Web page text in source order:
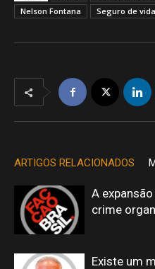
Nelson Fontana
Seguro de vida
ARTIGOS RELACIONADOS
A
crime
Existe um